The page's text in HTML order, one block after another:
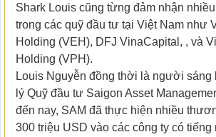
Shark Louis cũng từng đảm nhận
trong các quỹ đầu tư tại Việt Nam như
Holding (VEH), DFJ VinaCapital, , và
Holding (VPH).
Louis Nguyễn đồng thời là người sáng
lý Quỹ đầu tư Saigon Asset
đến nay, SAM đã thực hiện nhiều
300 triệu USD vào các công ty có